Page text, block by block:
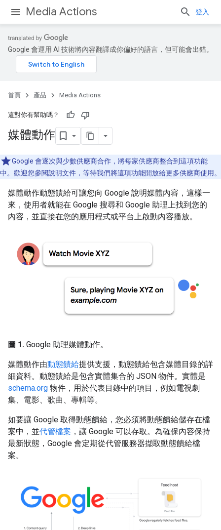
Media Actions 登入
Google 會運用 AI 技術將內容翻譯成你偏好的語言，但可能會出錯。
首頁 產品 Media Actions
這對你有幫助嗎？
媒體動作
Google 會逐次與少數供應商合作，將每家供應商整合到這項功能
中。歡迎您參閱說明文件，等待我們將這項功能開放給更多供應商使用。
媒體動作動態饋給可讓您向 Google 說明媒體內容，這樣一
來，使用者就能在 Google 搜尋和 Google 助理上找到您的
內容，並直接在您的應用程式或平台上啟動內容播放。
圖 1. Google 助理媒體動作。
媒體動作由動態饋給提供支援，動態饋給包含媒體目錄的詳
細資料。動態饋給是包含實體集合的 JSON 物件。實體是
schema.org 物件，用於代表目錄中的項目，例如電視劇
集、電影、歌曲、專輯等。
如要讓 Google 取得動態饋給，您必須將動態饋給儲存在檔
案中，並代管檔案 ，讓 Google 可以存取。為確保內容保持
最新狀態，Google 會定期從代管服務器擷取動態饋給檔
案。